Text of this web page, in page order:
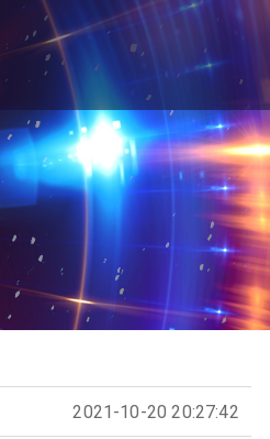
2021-10-20 20:27:42